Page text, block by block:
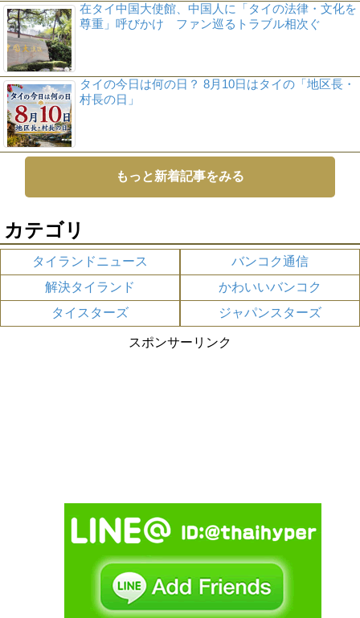
在タイ中国大使館、中国人に「タイの法律・文化を
尊重」呼びかけ ファン巡るトラブル相次ぐ
タイの今日は何の日？ 8月10日はタイの「地区長・
村長の日」
もっと新着記事をみる
カテゴリ
タイランドニュース
バンコク通信
解決タイランド
かわいいバンコク
タイスターズ
ジャパンスターズ
スポンサーリンク